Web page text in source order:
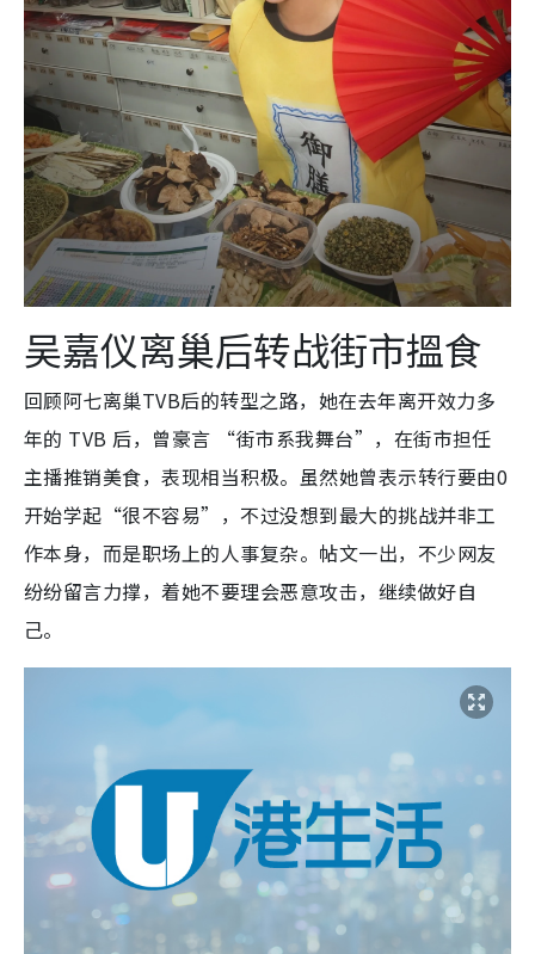
吴嘉仪离巢后转战街市搵食
回顾阿七离巢TVB后的转型之路，她在去年离开效力多
年的 TVB 后，曾豪言 “街市系我舞台”，在街市担任
主播推销美食，表现相当积极。虽然她曾表示转行要由0
开始学起“很不容易”，不过没想到最大的挑战并非工
作本身，而是职场上的人事复杂。帖文一出，不少网友
纷纷留言力撑，着她不要理会恶意攻击，继续做好自
己。